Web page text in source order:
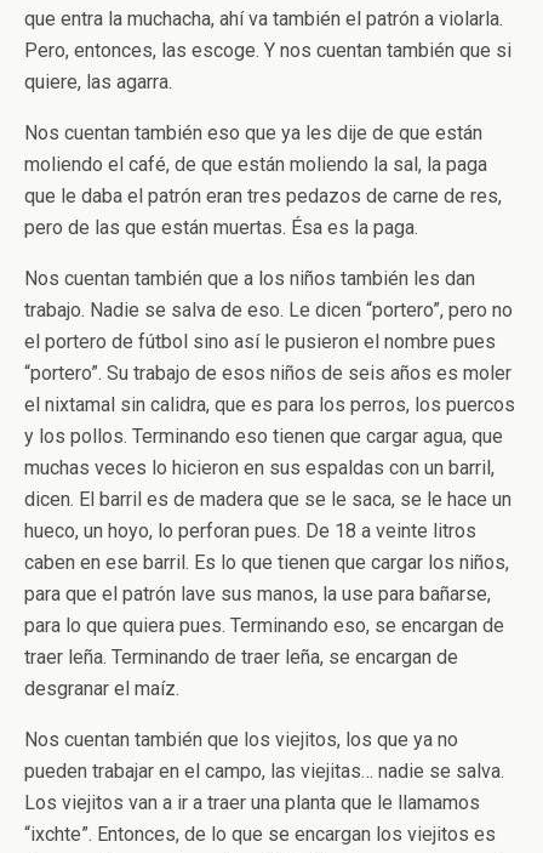
que entra la muchacha, ahí va también el patrón a violarla.
Pero, entonces, las escoge. Y nos cuentan también que si
quiere, las agarra.
Nos cuentan también eso que ya les dije de que están
moliendo el café, de que están moliendo la sal, la paga
que le daba el patrón eran tres pedazos de carne de res,
pero de las que están muertas. Ésa es la paga.
Nos cuentan también que a los niños también les dan
trabajo. Nadie se salva de eso. Le dicen “portero”, pero no
el portero de fútbol sino así le pusieron el nombre pues
“portero”. Su trabajo de esos niños de seis años es moler
el nixtamal sin calidra, que es para los perros, los puercos
y los pollos. Terminando eso tienen que cargar agua, que
muchas veces lo hicieron en sus espaldas con un barril,
dicen. El barril es de madera que se le saca, se le hace un
hueco, un hoyo, lo perforan pues. De 18 a veinte litros
caben en ese barril. Es lo que tienen que cargar los niños,
para que el patrón lave sus manos, la use para bañarse,
para lo que quiera pues. Terminando eso, se encargan de
traer leña. Terminando de traer leña, se encargan de
desgranar el maíz.
Nos cuentan también que los viejitos, los que ya no
pueden trabajar en el campo, las viejitas… nadie se salva.
Los viejitos van a ir a traer una planta que le llamamos
“ixchte”. Entonces, de lo que se encargan los viejitos es